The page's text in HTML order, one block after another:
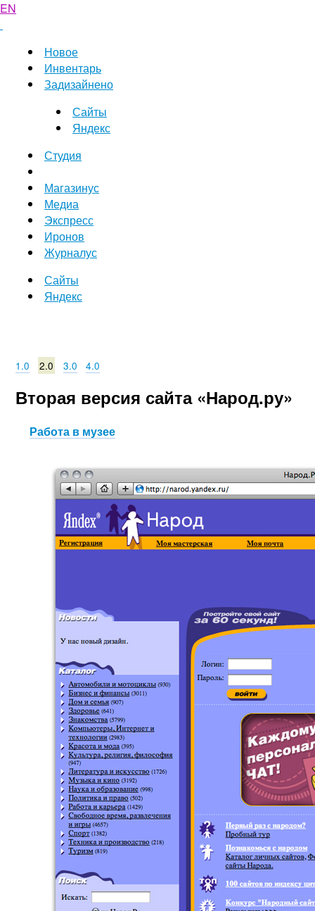
EN
Новое
Инвентарь
Задизайнено
Сайты
Яндекс
Студия
Магазинус
Медиа
Экспресс
Иронов
Журналус
Сайты
Яндекс
1.0 2.0 3.0 4.0
Вторая версия сайта «Народ.ру»
Работа в музее